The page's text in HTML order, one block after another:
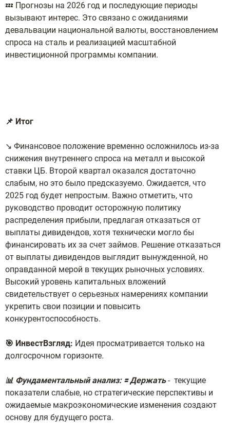
💤 Прогнозы на 2026 год и последующие периоды
вызывают интерес. Это связано с ожиданиями
девальвации национальной валюты, восстановлением
спроса на сталь и реализацией масштабной
инвестиционной программы компании.
📌 Итог
↘️ Финансовое положение временно осложнилось из-за
снижения внутреннего спроса на металл и высокой
ставки ЦБ. Второй квартал оказался достаточно
слабым, но это было предсказуемо. Ожидается, что
2025 год будет непростым. Важно отметить, что
руководство проводит осторожную политику
распределения прибыли, предлагая отказаться от
выплаты дивидендов, хотя технически могло бы
финансировать их за счет займов. Решение отказаться
от выплаты дивидендов выглядит вынужденной, но
оправданной мерой в текущих рыночных условиях.
Высокий уровень капитальных вложений
свидетельствует о серьезных намерениях компании
укрепить свои позиции и повысить
конкурентоспособность.
🎯 ИнвестВзгляд: Идея просматривается только на
долгосрочном горизонте.
📊 Фундаментальный анализ: 🟰 Держать- текущие
показатели слабые, но стратегические перспективы и
ожидаемые макроэкономические изменения создают
основу для будущего роста.